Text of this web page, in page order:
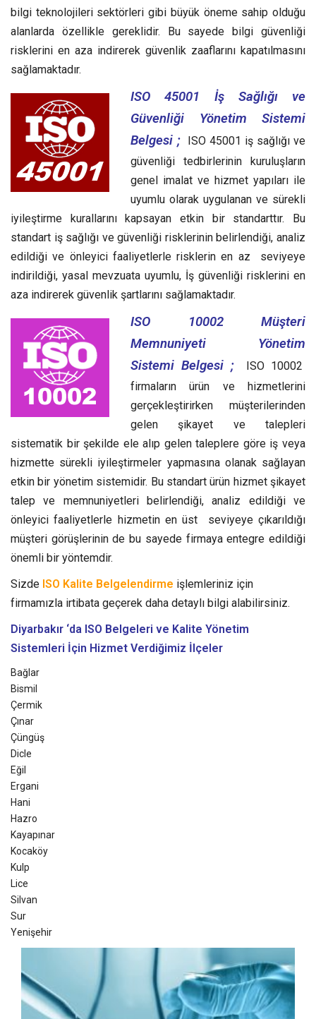
bilgi teknolojileri sektörleri gibi büyük öneme sahip olduğu
alanlarda özellikle gereklidir. Bu sayede bilgi güvenliği
risklerini en aza indirerek güvenlik zaaflarını kapatılmasını
sağlamaktadır.
ISO 45001 İş Sağlığı ve
Güvenliği Yönetim Sistemi
Belgesi ;
ISO 45001 iş sağlığı ve
güvenliği tedbirlerinin kuruluşların
genel imalat ve hizmet yapıları ile
uyumlu olarak uygulanan ve sürekli
iyileştirme kurallarını kapsayan etkin bir standarttır.
Bu
standart iş sağlığı ve güvenliği risklerinin belirlendiği, analiz
edildiği ve önleyici faaliyetlerle risklerin en az seviyeye
indirildiği, yasal mevzuata uyumlu, İş güvenliği risklerini en
aza indirerek güvenlik şartlarını sağlamaktadır.
ISO 10002 Müşteri
Memnuniyeti Yönetim
Sistemi Belgesi ;
ISO 10002
firmaların ürün ve hizmetlerini
gerçekleştirirken müşterilerinden
gelen şikayet ve talepleri
sistematik bir şekilde ele alıp gelen taleplere göre iş veya
hizmette sürekli iyileştirmeler yapmasına olanak sağlayan
etkin bir yönetim sistemidir. Bu standart ürün hizmet şikayet
talep ve memnuniyetleri belirlendiği, analiz edildiği ve
önleyici faaliyetlerle hizmetin en üst seviyeye çıkarıldığı
müşteri görüşlerinin de bu sayede firmaya entegre edildiği
önemli bir yöntemdir.
Sizde ISO Kalite Belgelendirme işlemleriniz için
firmamızla irtibata geçerek daha detaylı bilgi alabilirsiniz.
Diyarbakır ‘da ISO Belgeleri ve Kalite Yönetim
Sistemleri İçin Hizmet Verdiğimiz İlçeler
Bağlar
Bismil
Çermik
Çınar
Çüngüş
Dicle
Eğil
Ergani
Hani
Hazro
Kayapınar
Kocaköy
Kulp
Lice
Silvan
Sur
Yenişehir